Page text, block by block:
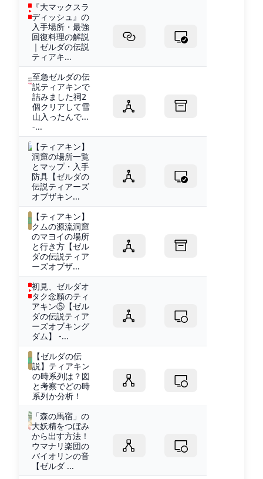
『大マックスラ
ディッシュ』の
入手場所・最強
回復料理の解説
｜ゼルダの伝説
ティアキ...
至急ゼルダの伝
説ティアキンで
詰みました祠2
個クリアして雪
山入ったんで...
-...
【ティアキン】
洞窟の場所一覧
とマップ・入手
防具【ゼルダの
伝説ティアーズ
オブザキン...
【ティアキン】
クムの源流洞窟
のマヨイの場所
と行き方【ゼル
ダの伝説ティア
ーズオブザ...
初見、ゼルダオ
タク念願のティ
アキン⑤【ゼル
ダの伝説ティア
ーズオブキング
ダム】 -...
【ゼルダの伝
説】ティアキン
の時系列は？図
と考察でどの時
系列か分析！
「森の馬宿」の
大妖精をつぼみ
から出す方法！
ウマナリ楽団の
バイオリンの音
【ゼルダ ...